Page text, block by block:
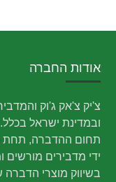
אודות החברה
צ'יק צ'אק ג'וק
תחום ההדברה, תחת
ידי מדבירים מורשים
בשיווק מוצרי